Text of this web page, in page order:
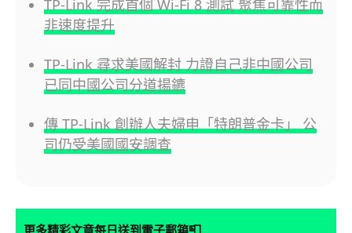
TP-Link 完成首個 Wi-Fi 8 測試 聚焦可靠性而
非速度提升
TP-Link 尋求美國解封 力證自己非中國公司
已同中國公司分道揚鑣
傳 TP-Link 創辦人夫婦申「特朗普金卡」 公
司仍受美國國安調查
更多精彩文章每日送到電子郵箱